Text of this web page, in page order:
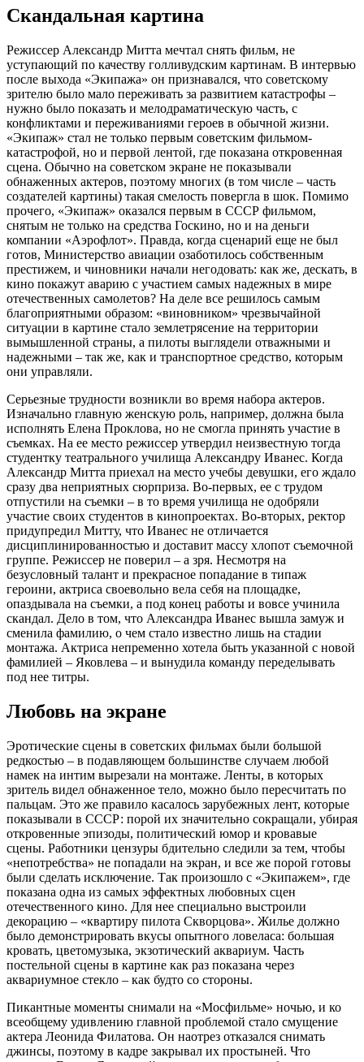
Скандальная картина
Режиссер Александр Митта мечтал снять фильм, не
уступающий по качеству голливудским картинам. В интервью
после выхода «Экипажа» он признавался, что советскому
зрителю было мало переживать за развитием катастрофы –
нужно было показать и мелодраматическую часть, с
конфликтами и переживаниями героев в обычной жизни.
«Экипаж» стал не только первым советским фильмом-
катастрофой, но и первой лентой, где показана откровенная
сцена. Обычно на советском экране не показывали
обнаженных актеров, поэтому многих (в том числе – часть
создателей картины) такая смелость повергла в шок. Помимо
прочего, «Экипаж» оказался первым в СССР фильмом,
снятым не только на средства Госкино, но и на деньги
компании «Аэрофлот». Правда, когда сценарий еще не был
готов, Министерство авиации озаботилось собственным
престижем, и чиновники начали негодовать: как же, дескать, в
кино покажут аварию с участием самых надежных в мире
отечественных самолетов? На деле все решилось самым
благоприятными образом: «виновником» чрезвычайной
ситуации в картине стало землетрясение на территории
вымышленной страны, а пилоты выглядели отважными и
надежными – так же, как и транспортное средство, которым
они управляли.
Серьезные трудности возникли во время набора актеров.
Изначально главную женскую роль, например, должна была
исполнять Елена Проклова, но не смогла принять участие в
съемках. На ее место режиссер утвердил неизвестную тогда
студентку театрального училища Александру Иванес. Когда
Александр Митта приехал на место учебы девушки, его ждало
сразу два неприятных сюрприза. Во-первых, ее с трудом
отпустили на съемки – в то время училища не одобряли
участие своих студентов в кинопроектах. Во-вторых, ректор
придупредил Митту, что Иванес не отличается
дисциплинированностью и доставит массу хлопот съемочной
группе. Режиссер не поверил – а зря. Несмотря на
безусловный талант и прекрасное попадание в типаж
героини, актриса своевольно вела себя на площадке,
опаздывала на съемки, а под конец работы и вовсе учинила
скандал. Дело в том, что Александра Иванес вышла замуж и
сменила фамилию, о чем стало известно лишь на стадии
монтажа. Актриса непременно хотела быть указанной с новой
фамилией – Яковлева – и вынудила команду переделывать
под нее титры.
Любовь на экране
Эротические сцены в советских фильмах были большой
редкостью – в подавляющем большинстве случаем любой
намек на интим вырезали на монтаже. Ленты, в которых
зритель видел обнаженное тело, можно было пересчитать по
пальцам. Это же правило касалось зарубежных лент, которые
показывали в СССР: порой их значительно сокращали, убирая
откровенные эпизоды, политический юмор и кровавые
сцены. Работники цензуры бдительно следили за тем, чтобы
«непотребства» не попадали на экран, и все же порой готовы
были сделать исключение. Так произошло с «Экипажем», где
показана одна из самых эффектных любовных сцен
отечественного кино. Для нее специально выстроили
декорацию – «квартиру пилота Скворцова». Жилье должно
было демонстрировать вкусы опытного ловеласа: большая
кровать, цветомузыка, экзотический аквариум. Часть
постельной сцены в картине как раз показана через
аквариумное стекло – как будто со стороны.
Пикантные моменты снимали на «Мосфильме» ночью, и ко
всеобщему удивлению главной проблемой стало смущение
актера Леонида Филатова. Он наотрез отказался снимать
джинсы, поэтому в кадре закрывал их простыней. Что